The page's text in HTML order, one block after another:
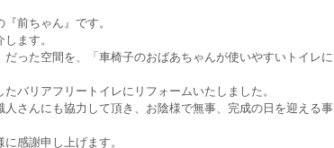
前ちゃん』です。
ます。
った空間を、「車椅子のおばあちゃんが使いやすいトイレに
バリアフリートイレにリフォームいたしました。
さんにも協力して頂き、お陰様で無事、完成の日を迎える事
感謝申し上げます。